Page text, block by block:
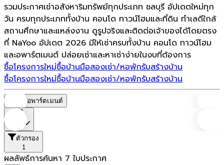
รวมประกาศเช่าอสังหาริมทรัพย์ทุกประเภท ชลบุรี อัปเดตใหม่ทุก
วัน ครบทุกประเภททั้งบ้าน คอนโด ทาวน์โฮมและที่ดิน ทำเลดีใกล้
สถานศึกษาและแหล่งงาน ดูรูปจริงและติดต่อเจ้าของได้โดยตรง
ที่ NaYoo อัปเดต 2026 มีให้เช่าครบทั้งบ้าน คอนโด ทาวน์โฮม
และอพาร์ตเมนต์ ปล่อยเช่าและหาเช่าง่ายในงบที่ต้องการ
ซื้อโครงการใหม่ซื้อบ้านมือสองเช่า/หอพักรับสร้างบ้าน
ซื้อโครงการใหม่ซื้อบ้านมือสองเช่า/หอพักรับสร้างบ้าน
หอพัก/อพาร์ตเมนต์
ตัวกรอง
1
ผลลัพธ์การค้นหา 7 ใบประกาศ